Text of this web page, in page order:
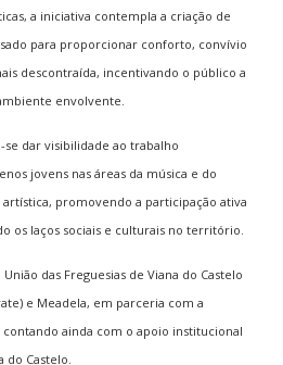
a iniciativa contempla a criação de
para proporcionar conforto, convívio
descontraída, incentivando o público a
envolvente.
dar visibilidade ao trabalho
jovens nas áreas da música e do
promovendo a participação ativa
os laços sociais e culturais no território.
das Freguesias de Viana do Castelo
e Meadela, em parceria com a
contando ainda com o apoio institucional
do Castelo